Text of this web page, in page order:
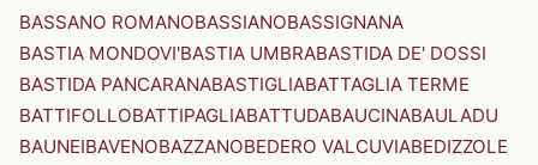
BASSANO ROMANOBASSIANOBASSIGNANA
BASTIA MONDOVI'BASTIA UMBRABASTIDA DE' DOSSI
BASTIDA PANCARANABASTIGLIABATTAGLIA TERME
BATTIFOLLOBATTIPAGLIABATTUDABAUCINABAULADU
BAUNEIBAVENOBAZZANOBEDERO VALCUVIABEDIZZOLE